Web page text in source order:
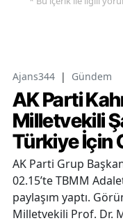
Ajans344 | Gündem
AK Parti
Milletvekili
Türkiye İçin
AK Parti Grup
02.15’te TBMM
paylaşım yaptı.
Milletvekili Prof. Dr.